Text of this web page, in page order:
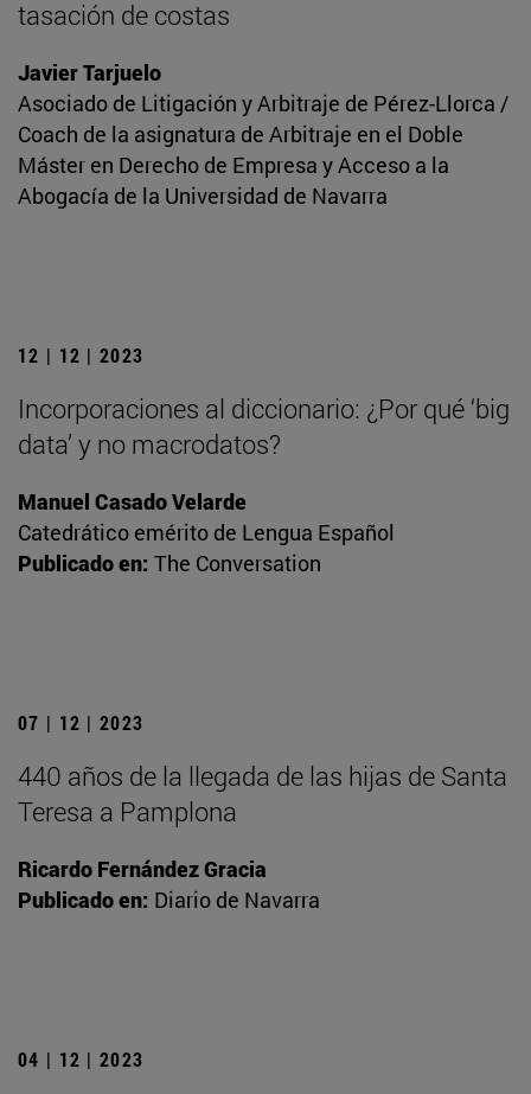
tasación de costas
Javier Tarjuelo
Asociado de Litigación y Arbitraje de Pérez-Llorca /
Coach de la asignatura de Arbitraje en el Doble
Máster en Derecho de Empresa y Acceso a la
Abogacía de la Universidad de Navarra
12 | 12 | 2023
Incorporaciones al diccionario: ¿Por qué ‘big
data’ y no macrodatos?
Manuel Casado Velarde
Catedrático emérito de Lengua Español
Publicado en: The Conversation
07 | 12 | 2023
440 años de la llegada de las hijas de Santa
Teresa a Pamplona
Ricardo Fernández Gracia
Publicado en: Diario de Navarra
04 | 12 | 2023